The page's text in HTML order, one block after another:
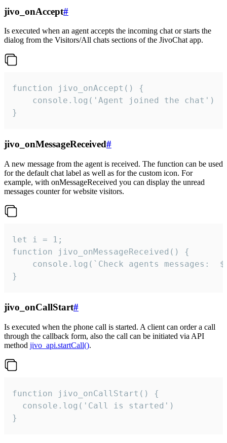
jivo_onAccept#
Is executed when an agent accepts the incoming chat or starts the
dialog from the Visitors/All chats sections of the JivoChat app.
function jivo_onAccept() {
}
jivo_onMessageReceived#
A new message from the agent is received. The function can be used
for the default chat label as well as for the custom icon. For
example, with onMessageReceived you can display the unread
messages counter for website visitors.
let i = 1;
function jivo_onMessageReceived() {
}
jivo_onCallStart#
Is executed when the phone call is started. A client can order a call
through the callback form, also the call can be initiated via API
method jivo_api.startCall().
function jivo_onCallStart() {
  console.log('Call is started')
}